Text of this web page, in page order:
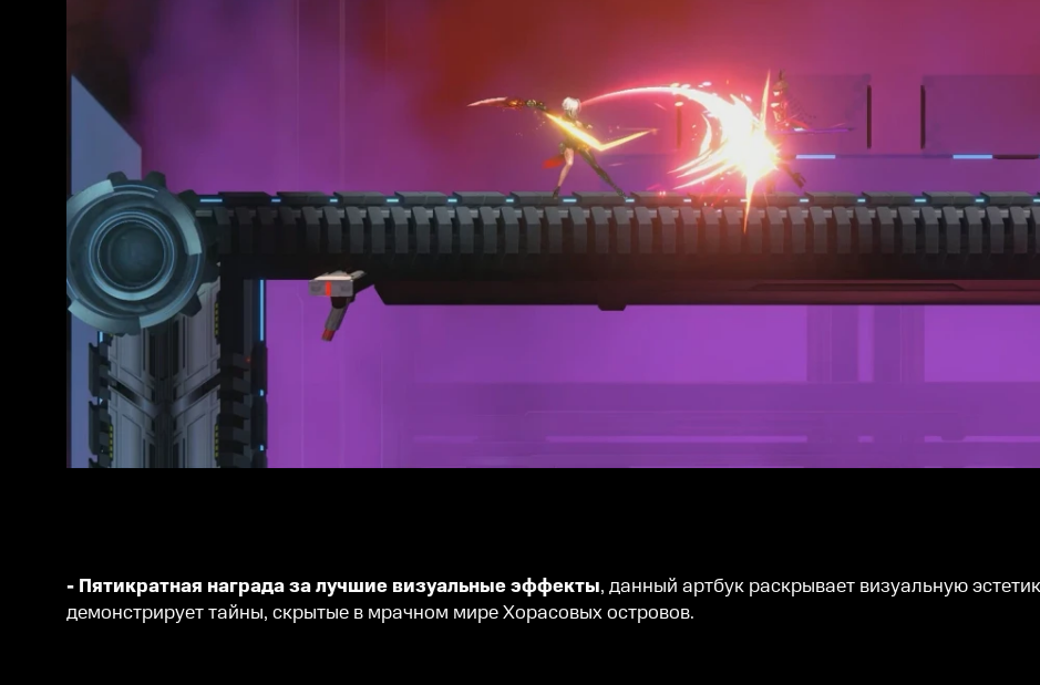
- Пятикратная награда за лучшие визуальные эффекты, данный артбук раскрывает визуальную
демонстрирует тайны, скрытые в мрачном мире Хорасовых островов.